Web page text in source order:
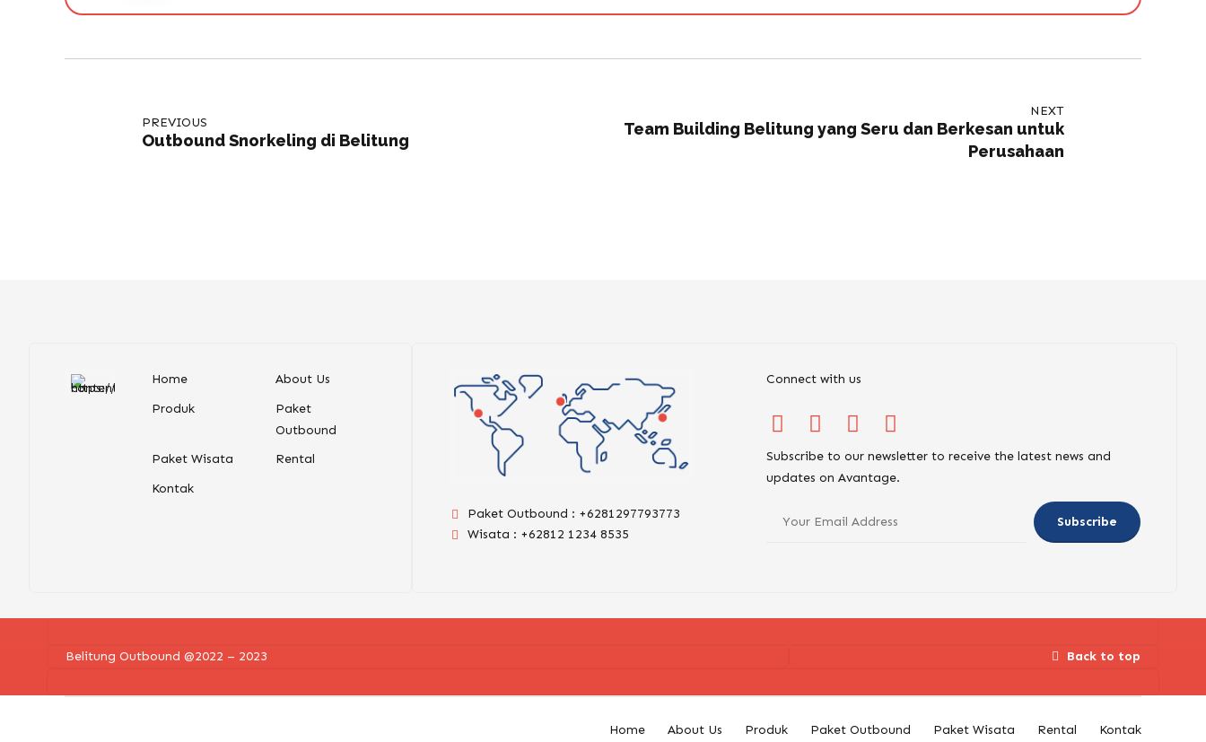
PREVIOUS
Outbound Snorkeling di Belitung
NEXT
Team Building Belitung yang Seru dan Berkesan untuk
Perusahaan
Home
About Us
Produk
Paket
Outbound
Paket Wisata
Rental
Kontak
Paket Outbound : +6281297793773
Wisata : +62812 1234 8535
Connect with us
Subscribe to our newsletter to receive the latest news and
updates on Avantage.
Belitung Outbound @2022 – 2023 Back to top
Home About Us Produk Paket Outbound Paket Wisata Rental Kontak